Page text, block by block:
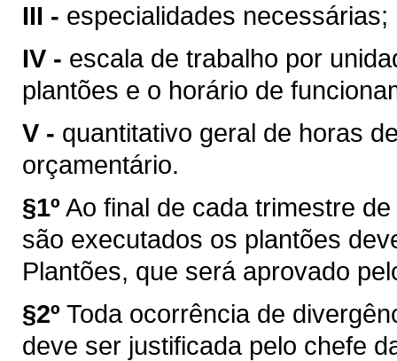
III - especialidades necessárias;
IV - escala de trabalho por
plantões e o horário de
V - quantitativo geral de horas
orçamentário.
§1º Ao final de cada trimestre
são executados os plantões
Plantões, que será aprovado
§2º Toda ocorrência de
deve ser justificada pelo chefe